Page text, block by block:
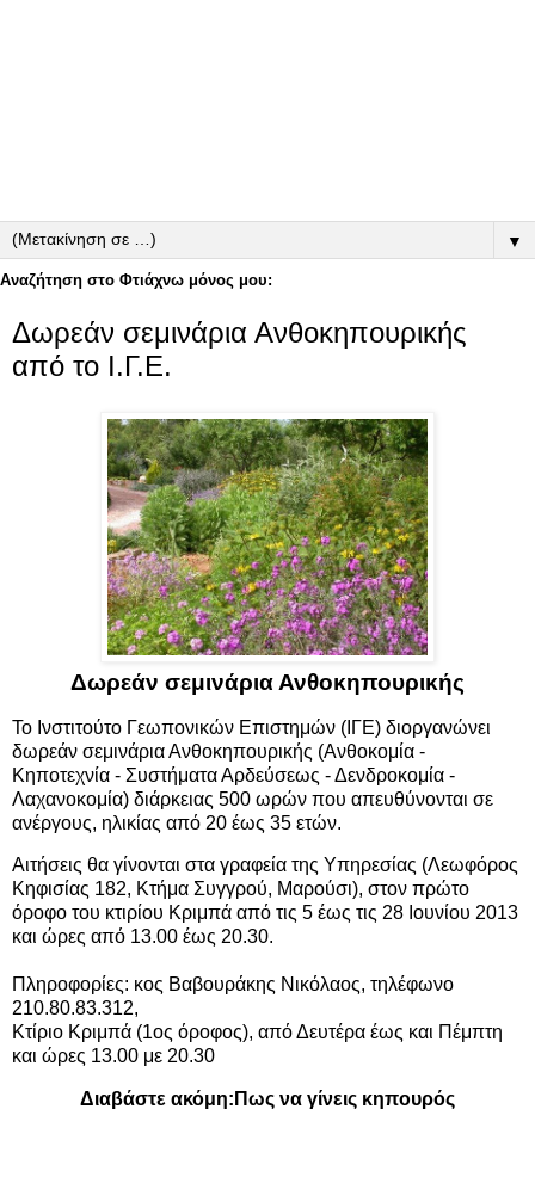
▼
Αναζήτηση στο Φτιάχνω μόνος μου:
Δωρεάν σεμινάρια Ανθοκηπουρικής
από το Ι.Γ.Ε.
Δωρεάν σεμινάρια Ανθοκηπουρικής
Το Ινστιτούτο Γεωπονικών Επιστημών (ΙΓΕ) διοργανώνει
δωρεάν σεμινάρια Ανθοκηπουρικής (Ανθοκομία -
Κηποτεχνία - Συστήματα Αρδεύσεως - Δενδροκομία -
Λαχανοκομία) διάρκειας 500 ωρών που απευθύνονται σε
ανέργους, ηλικίας από 20 έως 35 ετών.
Αιτήσεις θα γίνονται στα γραφεία της Υπηρεσίας (Λεωφόρος
Κηφισίας 182, Κτήμα Συγγρού, Μαρούσι), στον πρώτο
όροφο του κτιρίου Κριμπά από τις 5 έως τις 28 Ιουνίου 2013
και ώρες από 13.00 έως 20.30.
Πληροφορίες: κος Βαβουράκης Νικόλαος, τηλέφωνο
210.80.83.312,
Κτίριο Κριμπά (1ος όροφος), από Δευτέρα έως και Πέμπτη
και ώρες 13.00 με 20.30
Διαβάστε ακόμη: Πως να γίνεις κηπουρός